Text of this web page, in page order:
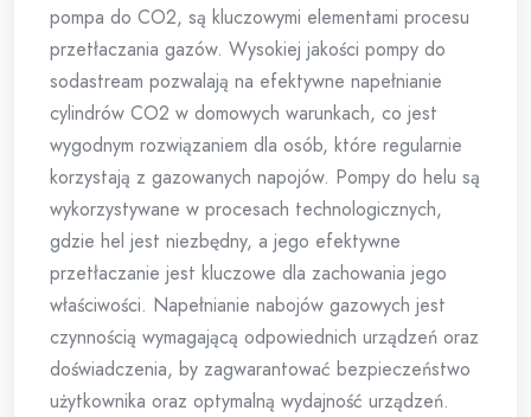
pompa do CO2, są kluczowymi elementami procesu
przetłaczania gazów. Wysokiej jakości pompy do
sodastream pozwalają na efektywne napełnianie
cylindrów CO2 w domowych warunkach, co jest
wygodnym rozwiązaniem dla osób, które regularnie
korzystają z gazowanych napojów. Pompy do helu są
wykorzystywane w procesach technologicznych,
gdzie hel jest niezbędny, a jego efektywne
przetłaczanie jest kluczowe dla zachowania jego
właściwości. Napełnianie nabojów gazowych jest
czynnością wymagającą odpowiednich urządzeń oraz
doświadczenia, by zagwarantować bezpieczeństwo
użytkownika oraz optymalną wydajność urządzeń.